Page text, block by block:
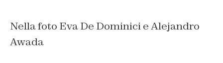
Nella foto Eva De Dominici e Alejandro
Awada